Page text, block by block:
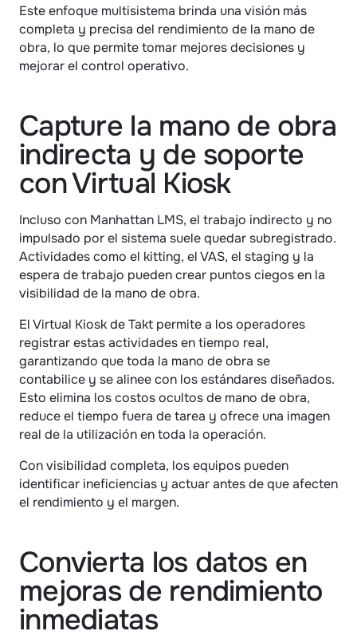
Este enfoque multisistema brinda una visión más
completa y precisa del rendimiento de la mano de
obra, lo que permite tomar mejores decisiones y
mejorar el control operativo.
Capture la mano de obra
indirecta y de soporte
con Virtual Kiosk
Incluso con Manhattan LMS, el trabajo indirecto y no
impulsado por el sistema suele quedar subregistrado.
Actividades como el kitting, el VAS, el staging y la
espera de trabajo pueden crear puntos ciegos en la
visibilidad de la mano de obra.
El Virtual Kiosk de Takt permite a los operadores
registrar estas actividades en tiempo real,
garantizando que toda la mano de obra se
contabilice y se alinee con los estándares diseñados.
Esto elimina los costos ocultos de mano de obra,
reduce el tiempo fuera de tarea y ofrece una imagen
real de la utilización en toda la operación.
Con visibilidad completa, los equipos pueden
identificar ineficiencias y actuar antes de que afecten
el rendimiento y el margen.
Convierta los datos en
mejoras de rendimiento
inmediatas